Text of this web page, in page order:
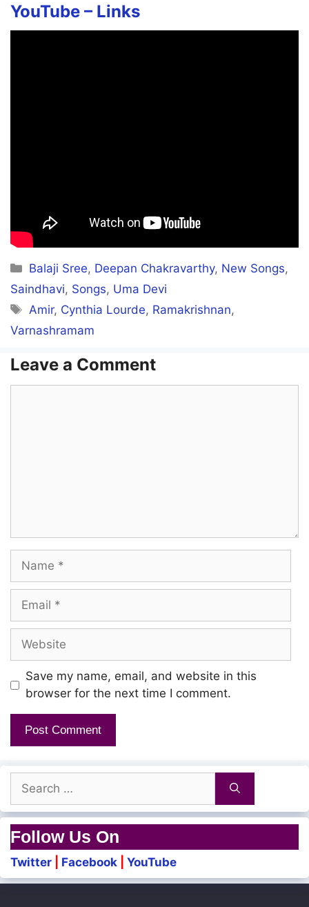
YouTube – Links
Categories
Balaji Sree, Deepan Chakravarthy, New Songs,
Saindhavi, Songs, Uma Devi
Tags
Amir, Cynthia Lourde, Ramakrishnan,
Varnashramam
Leave a Comment
Name
Email
Website
Save my name, email, and website in this
browser for the next time I comment.
Search
for:
Follow Us On
Twitter Facebook YouTube